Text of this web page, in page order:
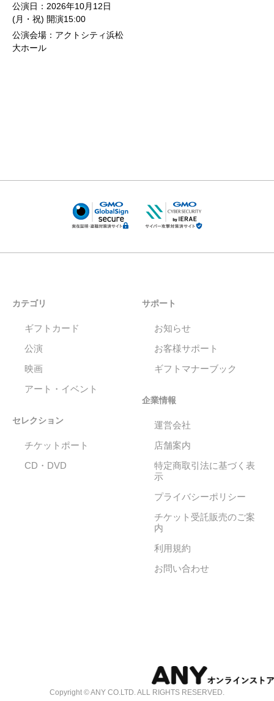
公演日：2026年10月12日
(月・祝) 開演15:00
公演会場：アクトシティ浜松
大ホール
カテゴリ
ギフトカード
公演
映画
アート・イベント
セレクション
チケットポート
CD・DVD
サポート
お知らせ
お客様サポート
ギフトマナーブック
企業情報
運営会社
店舗案内
特定商取引法に基づく表
示
プライバシーポリシー
チケット受託販売のご案
内
利用規約
お問い合わせ
Copyright © ANY CO.LTD. ALL RIGHTS RESERVED.